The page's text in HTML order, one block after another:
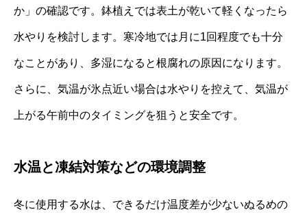
か」の確認です。鉢植えでは表土が乾いて軽くなったら
水やりを検討します。寒冷地では月に1回程度でも十分
なことがあり、多湿になると根腐れの原因になります。
さらに、気温が氷点近い場合は水やりを控えて、気温が
上がる午前中のタイミングを狙うと安全です。
水温と凍結対策などの環境調整
冬に使用する水は、できるだけ温度差が少ないぬるめの